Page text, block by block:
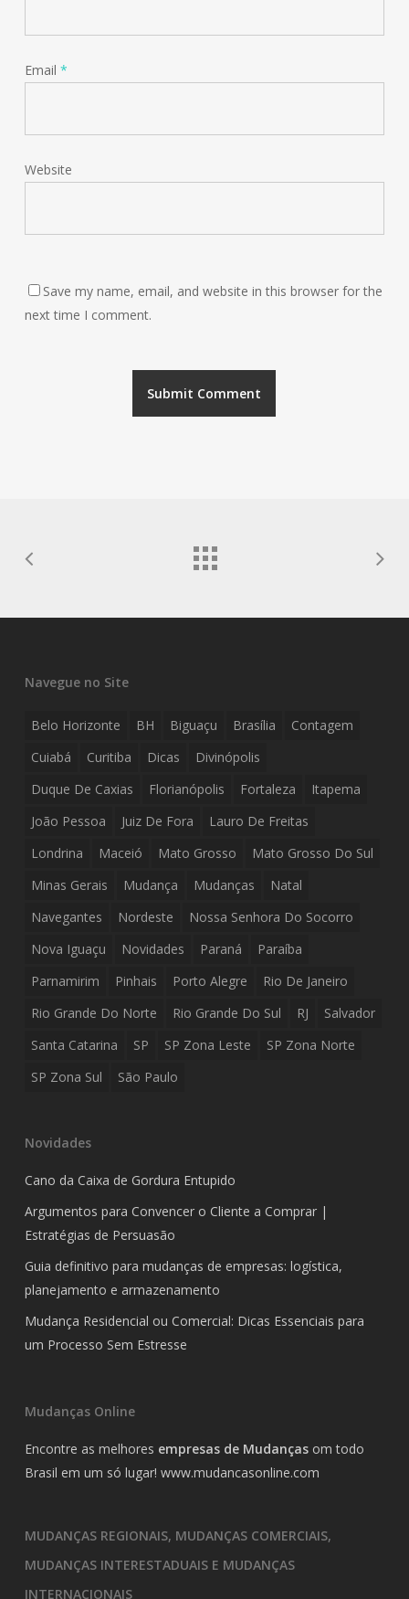
Email *
Website
Save my name, email, and website in this browser for the
next time I comment.
Navegue no Site
Belo Horizonte BH Biguaçu Brasília
Contagem
Cuiabá
Curitiba Dicas
Divinópolis
Duque De Caxias
Florianópolis Fortaleza
Itapema
João Pessoa
Juiz De Fora
Lauro De Freitas
Londrina
Maceió Mato Grosso
Mato Grosso Do Sul
Minas Gerais
Mudança Mudanças
Natal
Navegantes
Nordeste
Nossa Senhora Do Socorro
Nova Iguaçu
Novidades Paraná
Paraíba
Parnamirim
Pinhais Porto Alegre
Rio De Janeiro
Rio Grande Do Norte
Rio Grande Do Sul RJ
Salvador
Santa Catarina
SP SP Zona Leste
SP Zona Norte
SP Zona Sul
São Paulo
Novidades
Cano da Caixa de Gordura Entupido
Argumentos para Convencer o Cliente a Comprar |
Estratégias de Persuasão
Guia definitivo para mudanças de empresas: logística,
planejamento e armazenamento
Mudança Residencial ou Comercial: Dicas Essenciais para
um Processo Sem Estresse
Mudanças Online
Encontre as melhores empresas de Mudançasom todo
Brasil em um só lugar! www.mudancasonline.com
MUDANÇAS REGIONAIS, MUDANÇAS COMERCIAIS,
MUDANÇAS INTERESTADUAIS E MUDANÇAS
INTERNACIONAIS